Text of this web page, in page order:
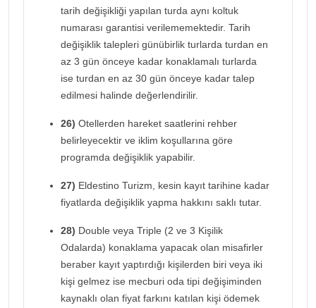
tarih değişikliği yapılan turda aynı koltuk
numarası garantisi verilememektedir. Tarih
değişiklik talepleri günübirlik turlarda turdan en
az 3 gün önceye kadar konaklamalı turlarda
ise turdan en az 30 gün önceye kadar talep
edilmesi halinde değerlendirilir.
26) Otellerden hareket saatlerini rehber
belirleyecektir ve iklim koşullarına göre
programda değişiklik yapabilir.
27) Eldestino Turizm, kesin kayıt tarihine kadar
fiyatlarda değişiklik yapma hakkını saklı tutar.
28) Double veya Triple (2 ve 3 Kişilik
Odalarda) konaklama yapacak olan misafirler
beraber kayıt yaptırdığı kişilerden biri veya iki
kişi gelmez ise mecburi oda tipi değişiminden
kaynaklı olan fiyat farkını katılan kişi ödemek